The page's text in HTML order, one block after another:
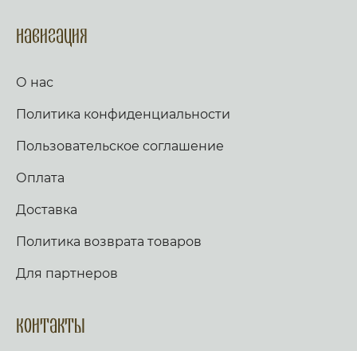
Навигация
О нас
Политика конфиденциальности
Пользовательское соглашение
Оплата
Доставка
Политика возврата товаров
Для партнеров
Контакты